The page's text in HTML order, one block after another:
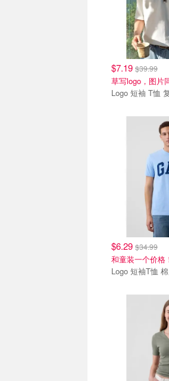
$7.19 $39.99
草写logo，图片
Logo 短袖 T恤
$6.29 $34.99
和童装一个价格
Logo 短袖T恤